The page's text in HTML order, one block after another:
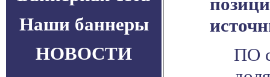
Наши баннеры
НОВОСТИ
ПО